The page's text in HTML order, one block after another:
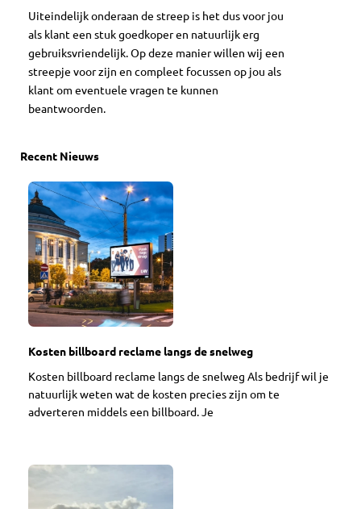
Uiteindelijk onderaan de streep is het dus voor jou
als klant een stuk goedkoper en natuurlijk erg
gebruiksvriendelijk. Op deze manier willen wij een
streepje voor zijn en compleet focussen op jou als
klant om eventuele vragen te kunnen
beantwoorden.
Recent Nieuws
Kosten billboard reclame langs de snelweg
Kosten billboard reclame langs de snelweg Als bedrijf wil je
natuurlijk weten wat de kosten precies zijn om te
adverteren middels een billboard. Je